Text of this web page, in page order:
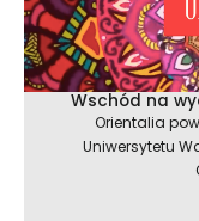
Wschód na
Orientalia
Uniwersytetu